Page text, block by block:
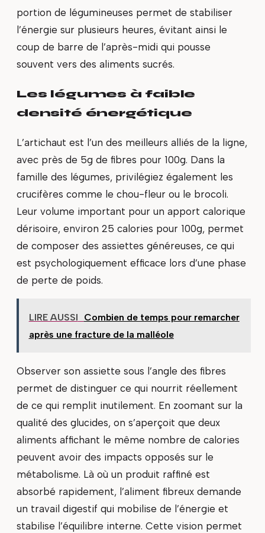
portion de légumineuses permet de stabiliser
l’énergie sur plusieurs heures, évitant ainsi le
coup de barre de l’après-midi qui pousse
souvent vers des aliments sucrés.
Les légumes à faible
densité énergétique
L’artichaut est l’un des meilleurs alliés de la ligne,
avec près de 5g de fibres pour 100g. Dans la
famille des légumes, privilégiez également les
crucifères comme le chou-fleur ou le brocoli.
Leur volume important pour un apport calorique
dérisoire, environ 25 calories pour 100g, permet
de composer des assiettes généreuses, ce qui
est psychologiquement efficace lors d’une phase
de perte de poids.
LIRE AUSSI
Combien de temps pour remarcher
après une fracture de la malléole
Observer son assiette sous l’angle des fibres
permet de distinguer ce qui nourrit réellement
de ce qui remplit inutilement. En zoomant sur la
qualité des glucides, on s’aperçoit que deux
aliments affichant le même nombre de calories
peuvent avoir des impacts opposés sur le
métabolisme. Là où un produit raffiné est
absorbé rapidement, l’aliment fibreux demande
un travail digestif qui mobilise de l’énergie et
stabilise l’équilibre interne. Cette vision permet